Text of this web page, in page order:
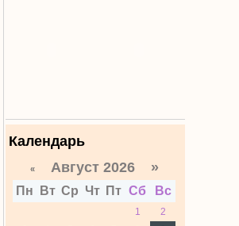
Календарь
«Август 2026 »
Пн Вт Ср Чт Пт Сб Вс
1
2